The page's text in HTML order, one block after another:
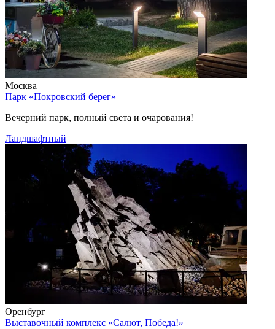
Москва
Парк «Покровский берег»
Вечерний парк, полный света и очарования!
Ландшафтный
Оренбург
Выставочный комплекс «Салют, Победа!»